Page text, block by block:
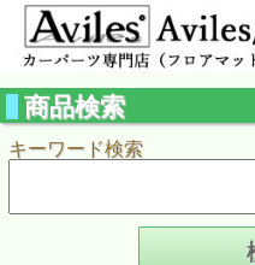
商品検索
キーワード検索